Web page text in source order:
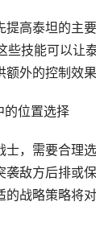
提高泰坦的主
些技能可以让
外的控制效果
的位置选择
士，需要合理
袭敌方后排或
的战略策略将